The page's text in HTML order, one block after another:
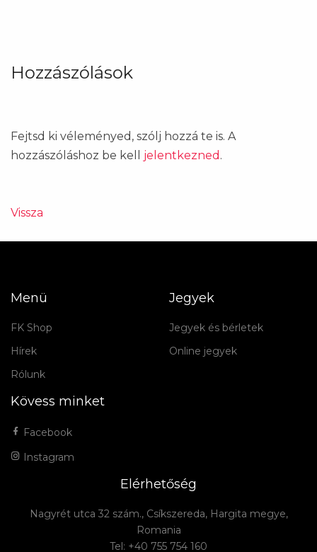
Hozzászólások
Fejtsd ki véleményed, szólj hozzá te is. A
hozzászóláshoz be kell jelentkezned .
Vissza
Menü
FK Shop
Hírek
Rólunk
Jegyek
Jegyek és bérletek
Online jegyek
Kövess minket
Facebook
Instagram
Elérhetőség
Nagyrét utca 32 szám., Csíkszereda, Hargita megye,
Romania
Tel: +40 755 754 160